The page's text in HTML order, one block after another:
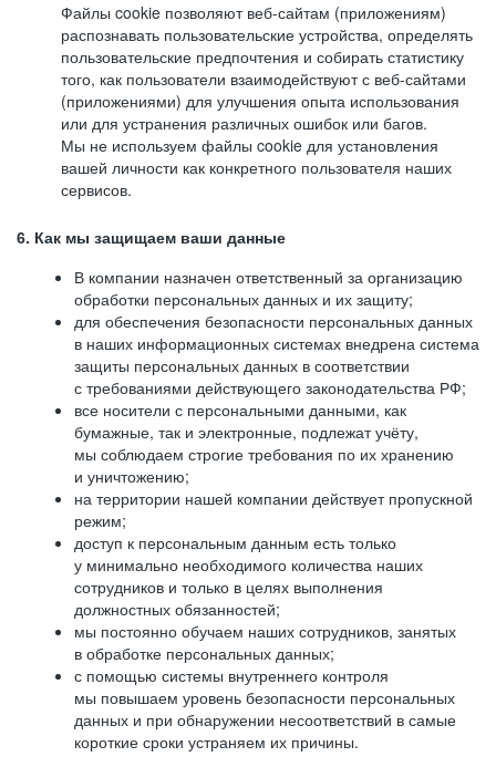
Файлы cookie позволяют веб-сайтам (приложениям)
распознавать пользовательские устройства, определять
пользовательские предпочтения и собирать статистику
того, как пользователи взаимодействуют с веб-сайтами
(приложениями) для улучшения опыта использования
или для устранения различных ошибок или багов.
Мы не используем файлы cookie для установления
вашей личности как конкретного пользователя наших
сервисов.
6. Как мы защищаем ваши данные
В компании назначен ответственный за организацию
обработки персональных данных и их защиту;
для обеспечения безопасности персональных данных
в наших информационных системах внедрена система
защиты персональных данных в соответствии
с требованиями действующего законодательства РФ;
все носители с персональными данными, как
бумажные, так и электронные, подлежат учёту,
мы соблюдаем строгие требования по их хранению
и уничтожению;
на территории нашей компании действует пропускной
режим;
доступ к персональным данным есть только
у минимально необходимого количества наших
сотрудников и только в целях выполнения
должностных обязанностей;
мы постоянно обучаем наших сотрудников, занятых
в обработке персональных данных;
с помощью системы внутреннего контроля
мы повышаем уровень безопасности персональных
данных и при обнаружении несоответствий в самые
короткие сроки устраняем их причины.